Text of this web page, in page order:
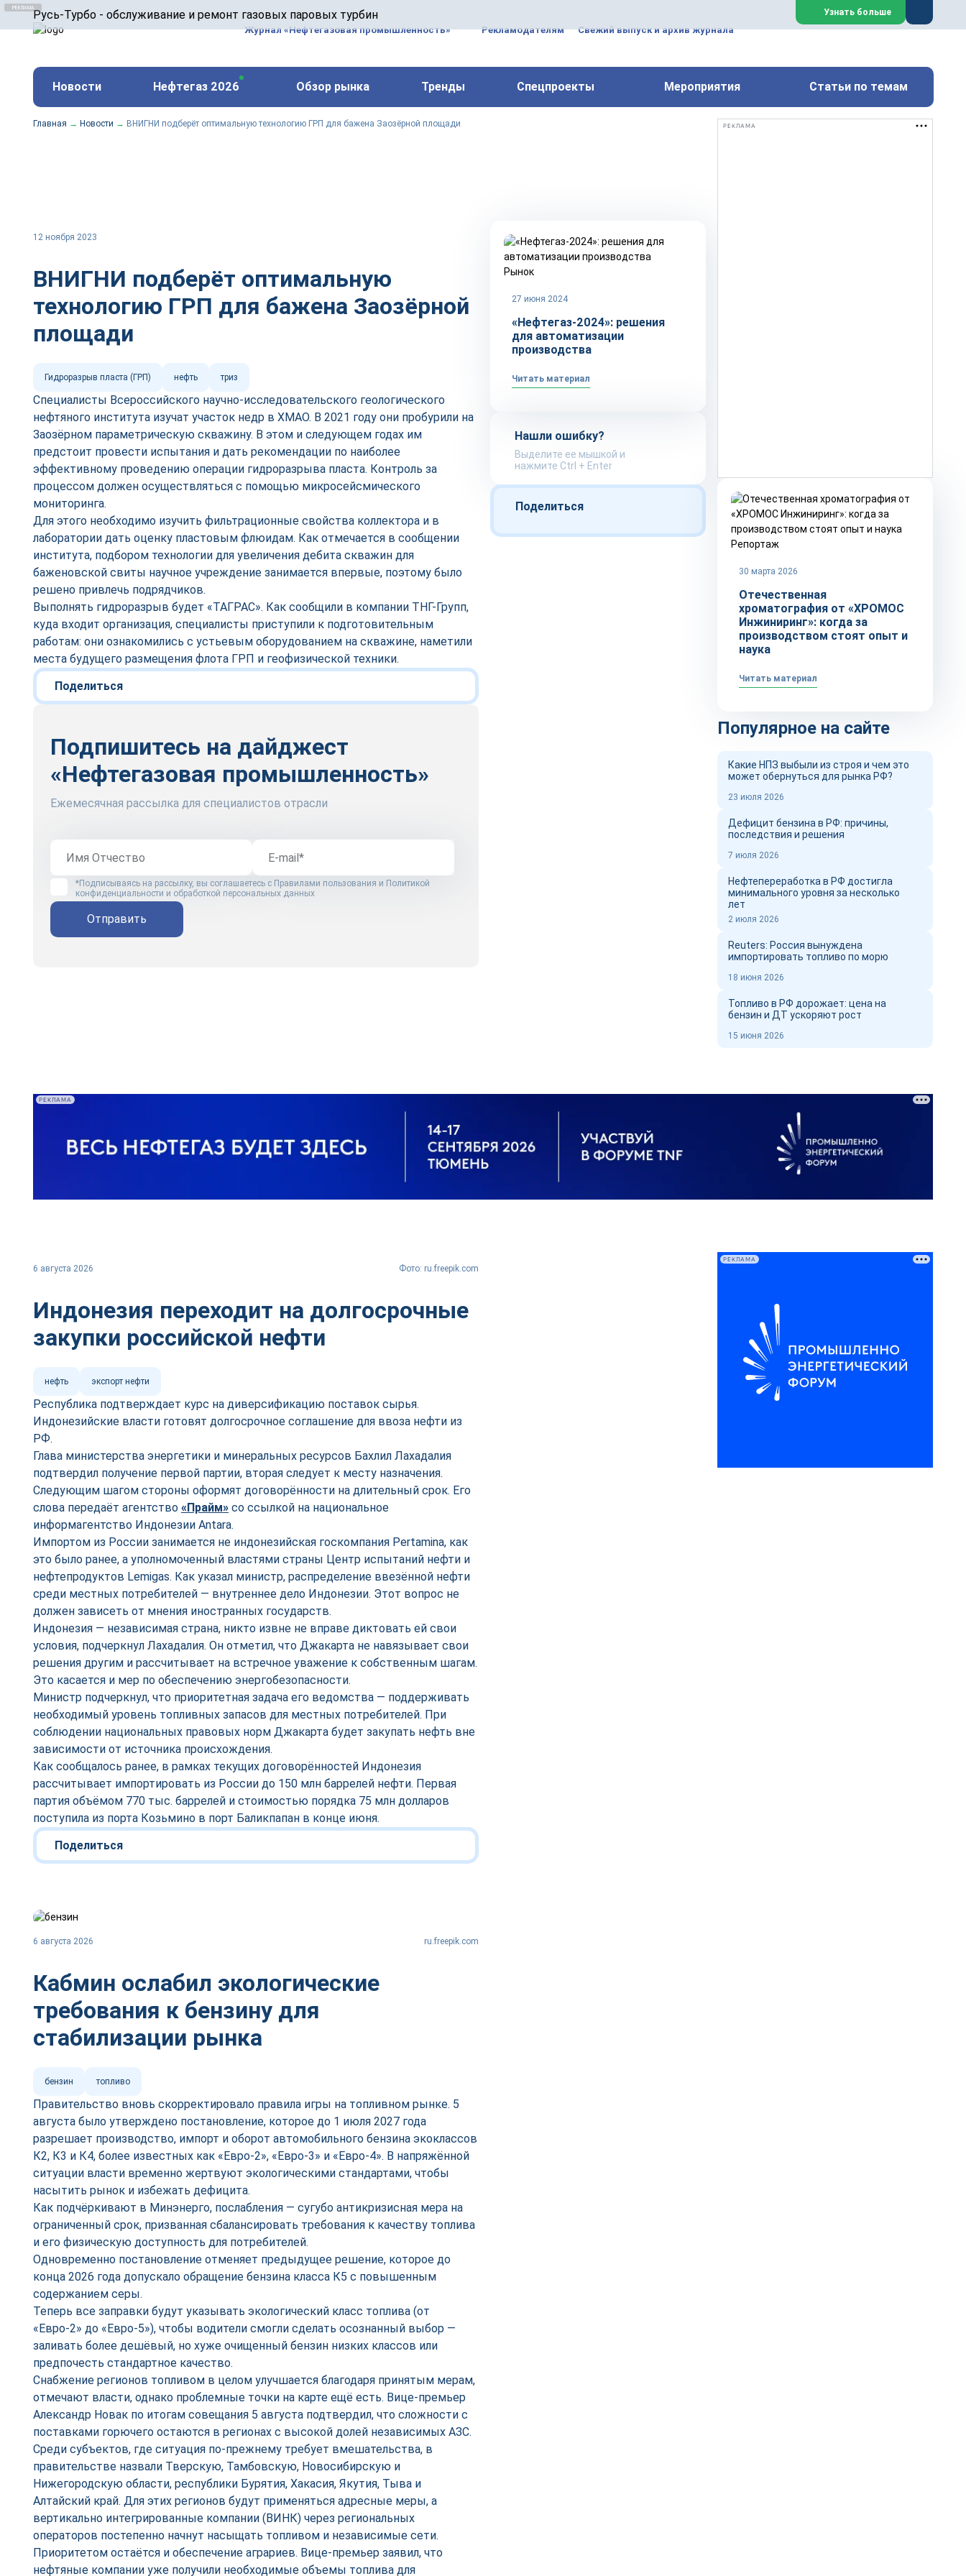
Русь-Турбо - обслуживание и ремонт газовых паровых турбин
ООО «Русь-Турбо» занимается сервисом газовых и паровых турбин, комплексным ремонтом, восстановлением, техническим обслуживанием
оборудования ТЭС, зарубежных поршневых машин и компрессоров, которые работают на нефтегазовых, нефтехимических, металлургических
и других предприятиях.
Реклама. ООО «Русь-Турбо», ИНН 7802588950
erid: F7NfYUJCUneVdwPs4znf
Закрыть
Узнать больше
Журнал «Нефтегазовая промышленность» Рекламодателям Свежий выпуск и архив журнала
Новости Нефтегаз 2026 Обзор рынка Тренды Спецпроекты Мероприятия Статьи по темам
Главная → Новости → ВНИГНИ подберёт оптимальную технологию ГРП для бажена Заозёрной площади
12 ноября 2023
ВНИГНИ подберёт оптимальную
технологию ГРП для бажена Заозёрной
площади
Гидроразрыв пласта (ГРП) нефть триз
Специалисты Всероссийского научно-исследовательского геологического
нефтяного института изучат участок недр в ХМАО. В 2021 году они пробурили на
Заозёрном параметрическую скважину. В этом и следующем годах им
предстоит провести испытания и дать рекомендации по наиболее
эффективному проведению операции гидроразрыва пласта. Контроль за
процессом должен осуществляться с помощью микросейсмического
мониторинга.
Для этого необходимо изучить фильтрационные свойства коллектора и в
лаборатории дать оценку пластовым флюидам. Как отмечается в сообщении
института, подбором технологии для увеличения дебита скважин для
баженовской свиты научное учреждение занимается впервые, поэтому было
решено привлечь подрядчиков.
Выполнять гидроразрыв будет «ТАГРАС». Как сообщили в компании ТНГ-Групп,
куда входит организация, специалисты приступили к подготовительным
работам: они ознакомились с устьевым оборудованием на скважине, наметили
места будущего размещения флота ГРП и геофизической техники.
Поделиться
Подпишитесь на дайджест
«Нефтегазовая промышленность»
Ежемесячная рассылка для специалистов отрасли
*Подписываясь на рассылку, вы соглашаетесь с Правилами пользования и Политикой
конфиденциальности и обработкой персональных данных
Отправить
Рынок
27 июня 2024
«Нефтегаз-2024»: решения
для автоматизации
производства
Читать материал
Нашли ошибку?
Выделите ее мышкой и
нажмите Ctrl + Enter
Поделиться
РЕКЛАМА
Репортаж
30 марта 2026
Отечественная
хроматография от «ХРОМОС
Инжиниринг»: когда за
производством стоят опыт и
наука
Читать материал
Популярное на сайте
Какие НПЗ выбыли из строя и чем это
может обернуться для рынка РФ?
23 июля 2026
Дефицит бензина в РФ: причины,
последствия и решения
7 июля 2026
Нефтепереработка в РФ достигла
минимального уровня за несколько
лет
2 июля 2026
Reuters: Россия вынуждена
импортировать топливо по морю
18 июня 2026
Топливо в РФ дорожает: цена на
бензин и ДТ ускоряют рост
15 июня 2026
РЕКЛАМА
6 августа 2026 Фото: ru.freepik.com
Индонезия переходит на долгосрочные
закупки российской нефти
нефть экспорт нефти
Республика подтверждает курс на диверсификацию поставок сырья.
Индонезийские власти готовят долгосрочное соглашение для ввоза нефти из
РФ.
Глава министерства энергетики и минеральных ресурсов Бахлил Лахадалия
подтвердил получение первой партии, вторая следует к месту назначения.
Следующим шагом стороны оформят договорённости на длительный срок. Его
слова передаёт агентство «Прайм» со ссылкой на национальное
информагентство Индонезии Antara.
Импортом из России занимается не индонезийская госкомпания Pertamina, как
это было ранее, а уполномоченный властями страны Центр испытаний нефти и
нефтепродуктов Lemigas. Как указал министр, распределение ввезённой нефти
среди местных потребителей — внутреннее дело Индонезии. Этот вопрос не
должен зависеть от мнения иностранных государств.
Индонезия — независимая страна, никто извне не вправе диктовать ей свои
условия, подчеркнул Лахадалия. Он отметил, что Джакарта не навязывает свои
решения другим и рассчитывает на встречное уважение к собственным шагам.
Это касается и мер по обеспечению энергобезопасности.
Министр подчеркнул, что приоритетная задача его ведомства — поддерживать
необходимый уровень топливных запасов для местных потребителей. При
соблюдении национальных правовых норм Джакарта будет закупать нефть вне
зависимости от источника происхождения.
Как сообщалось ранее, в рамках текущих договорённостей Индонезия
рассчитывает импортировать из России до 150 млн баррелей нефти. Первая
партия объёмом 770 тыс. баррелей и стоимостью порядка 75 млн долларов
поступила из порта Козьмино в порт Баликпапан в конце июня.
Поделиться
6 августа 2026 ru.freepik.com
Кабмин ослабил экологические
требования к бензину для
стабилизации рынка
бензин топливо
Правительство вновь скорректировало правила игры на топливном рынке. 5
августа было утверждено постановление, которое до 1 июля 2027 года
разрешает производство, импорт и оборот автомобильного бензина экоклассов
К2, К3 и К4, более известных как «Евро-2», «Евро-3» и «Евро-4». В напряжённой
ситуации власти временно жертвуют экологическими стандартами, чтобы
насытить рынок и избежать дефицита.
Как подчёркивают в Минэнерго, послабления — сугубо антикризисная мера на
ограниченный срок, призванная сбалансировать требования к качеству топлива
и его физическую доступность для потребителей.
Одновременно постановление отменяет предыдущее решение, которое до
конца 2026 года допускало обращение бензина класса К5 с повышенным
содержанием серы.
Теперь все заправки будут указывать экологический класс топлива (от
«Евро-2» до «Евро-5»), чтобы водители смогли сделать осознанный выбор —
заливать более дешёвый, но хуже очищенный бензин низких классов или
предпочесть стандартное качество.
Снабжение регионов топливом в целом улучшается благодаря принятым мерам,
отмечают власти, однако проблемные точки на карте ещё есть. Вице-премьер
Александр Новак по итогам совещания 5 августа подтвердил, что сложности с
поставками горючего остаются в регионах с высокой долей независимых АЗС.
Среди субъектов, где ситуация по-прежнему требует вмешательства, в
правительстве назвали Тверскую, Тамбовскую, Новосибирскую и
Нижегородскую области, республики Бурятия, Хакасия, Якутия, Тыва и
Алтайский край. Для этих регионов будут применяться адресные меры, а
вертикально интегрированные компании (ВИНК) через региональных
операторов постепенно начнут насыщать топливом и независимые сети.
Приоритетом остаётся и обеспечение аграриев. Вице-премьер заявил, что
нефтяные компании уже получили необходимые объемы топлива для
РЕКЛАМА